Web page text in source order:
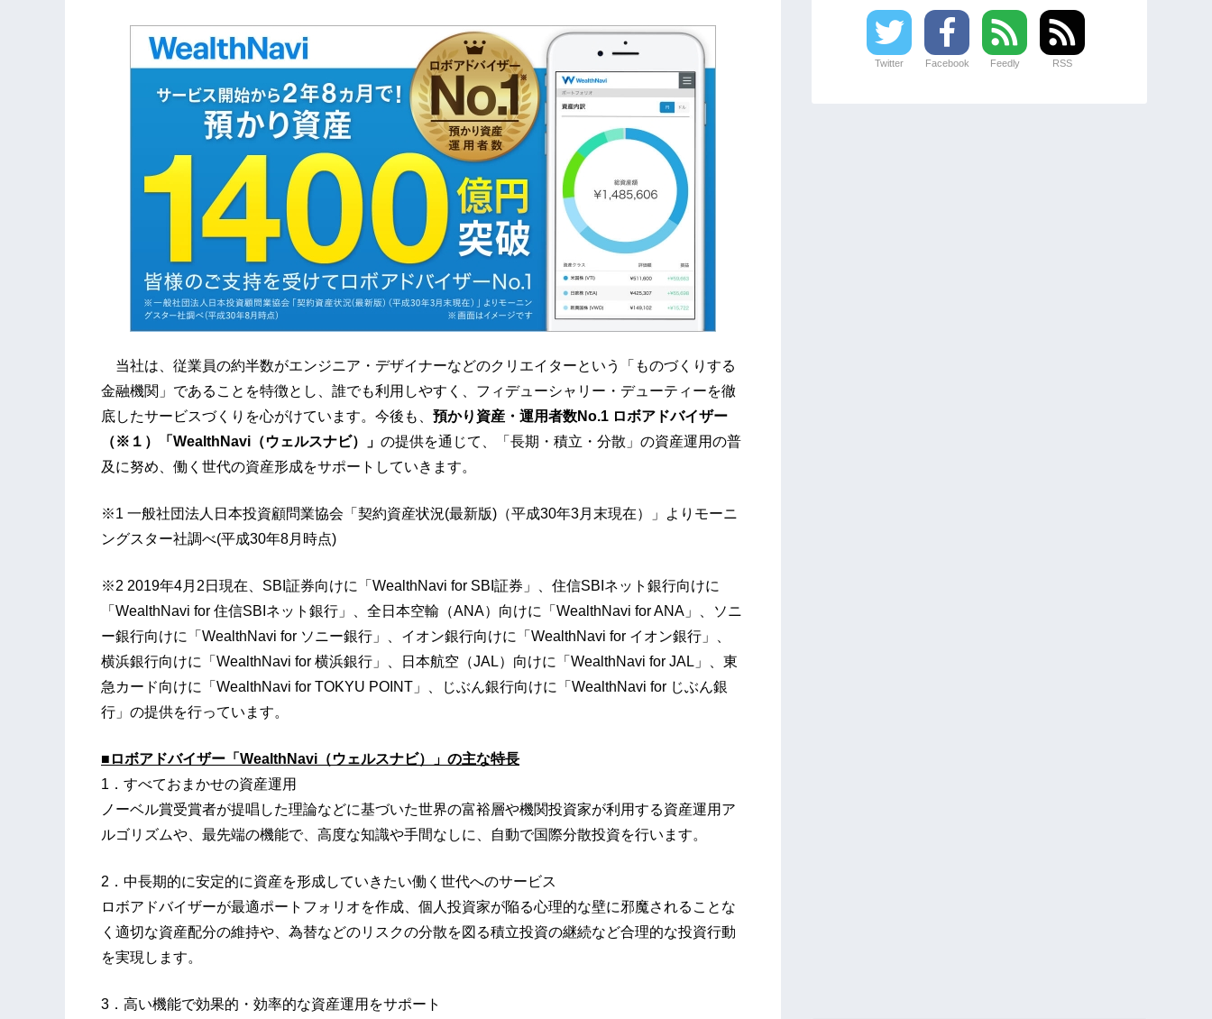
当社は、従業員の約半数がエンジニア・デザイナーなどのクリエイターという「ものづくりする
金融機関」であることを特徴とし、誰でも利用しやすく、フィデューシャリー・デューティーを徹
底したサービスづくりを心がけています。今後も、 預かり資産・運用者数No.1 ロボアドバイザー
（※１）「WealthNavi（ウェルスナビ）」 の提供を通じて、「長期・積立・分散」の資産運用の普
及に努め、働く世代の資産形成をサポートしていきます。
※1 一般社団法人日本投資顧問業協会「契約資産状況(最新版)（平成30年3月末現在）」よりモーニ
ングスター社調べ(平成30年8月時点)
※2 2019年4月2日現在、SBI証券向けに「WealthNavi for SBI証券」、住信SBIネット銀行向けに
「WealthNavi for 住信SBIネット銀行」、全日本空輸（ANA）向けに「WealthNavi for ANA」、ソニ
ー銀行向けに「WealthNavi for ソニー銀行」、イオン銀行向けに「WealthNavi for イオン銀行」、
横浜銀行向けに「WealthNavi for 横浜銀行」、日本航空（JAL）向けに「WealthNavi for JAL」、東
急カード向けに「WealthNavi for TOKYU POINT」、じぶん銀行向けに「WealthNavi for じぶん銀
行」の提供を行っています。
■ロボアドバイザー「WealthNavi（ウェルスナビ）」の主な特長
1．すべておまかせの資産運用
ノーベル賞受賞者が提唱した理論などに基づいた世界の富裕層や機関投資家が利用する資産運用ア
ルゴリズムや、最先端の機能で、高度な知識や手間なしに、自動で国際分散投資を行います。
2．中長期的に安定的に資産を形成していきたい働く世代へのサービス
ロボアドバイザーが最適ポートフォリオを作成、個人投資家が陥る心理的な壁に邪魔されることな
く適切な資産配分の維持や、為替などのリスクの分散を図る積立投資の継続など合理的な投資行動
を実現します。
3．高い機能で効果的・効率的な資産運用をサポート
Twitter Facebook Feedly RSS